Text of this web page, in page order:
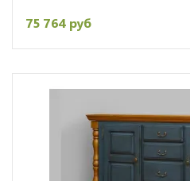
75 764 руб